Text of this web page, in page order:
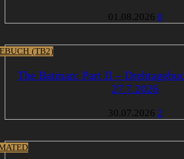
01.08.2026 0
(TB2)
The Batman: Part II –
27.7.2026
30.07.2026 2